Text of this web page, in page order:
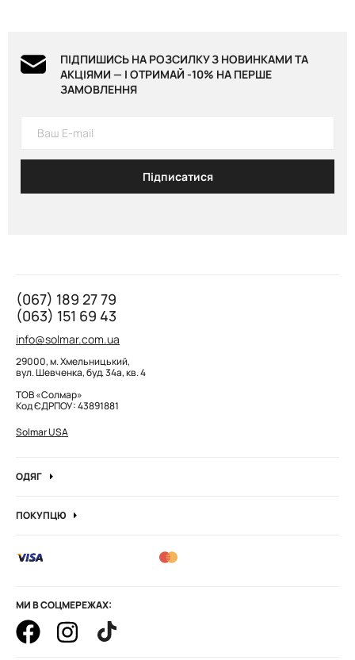
ПІДПИШИСЬ НА РОЗСИЛКУ З НОВИНКАМИ ТА
АКЦІЯМИ — І ОТРИМАЙ -10% НА ПЕРШЕ
ЗАМОВЛЕННЯ
Підписатися
(067) 189 27 79
(063) 151 69 43
info@solmar.com.ua
29000, м. Хмельницький,
вул. Шевченка, буд. 34а, кв. 4
ТОВ «Солмар»
Код ЄДРПОУ: 43891881
Solmar USA
ОДЯГ
Кофти та джемпера
Боді
Штани
Худі та штани
Гольфи водолазка
ПОКУПЦЮ
Вакансії компанії
Оптові замовлення
Корпоративні замовлення
Як оформити замовлення
МИ В СОЦМЕРЕЖАХ: